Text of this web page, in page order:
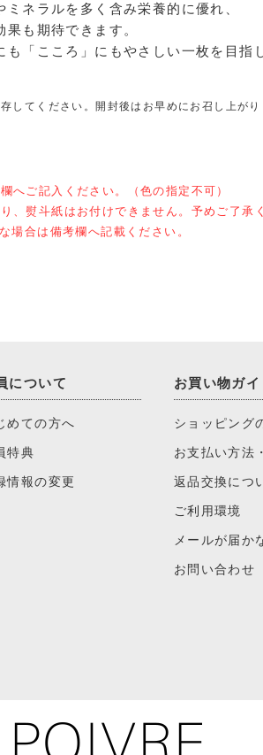
ネラルを多く含み栄養的に優れ、
も期待できます。
「こころ」にもやさしい一枚を目指
してください。開封後はお早めにお召し上がり
へご記入ください。（色の指定不可）
、熨斗紙はお付けできません。予めご了承
場合は備考欄へ記載ください。
について
めての方へ
特典
情報の変更
お買い物ガイ
ショッピング
お支払い方法
返品交換につ
ご利用環境
メールが届か
お問い合わせ